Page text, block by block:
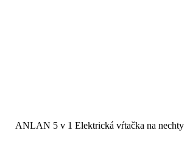
ANLAN 5 v 1 Elektrická vŕtačka na nechty